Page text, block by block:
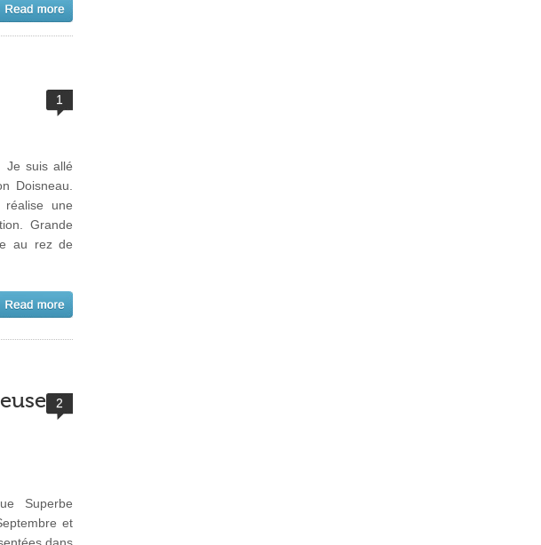
1
Je suis allé
Doisneau.
une
Grande
au rez de
2
Superbe
et